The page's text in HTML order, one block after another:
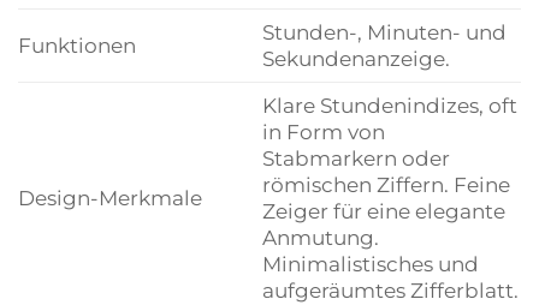
Funktionen
Stunden-, Minuten- und
Sekundenanzeige.
Design-Merkmale
Klare Stundenindizes, oft
in Form von
Stabmarkern oder
römischen Ziffern. Feine
Zeiger für eine elegante
Anmutung.
Minimalistisches und
aufgeräumtes Zifferblatt.